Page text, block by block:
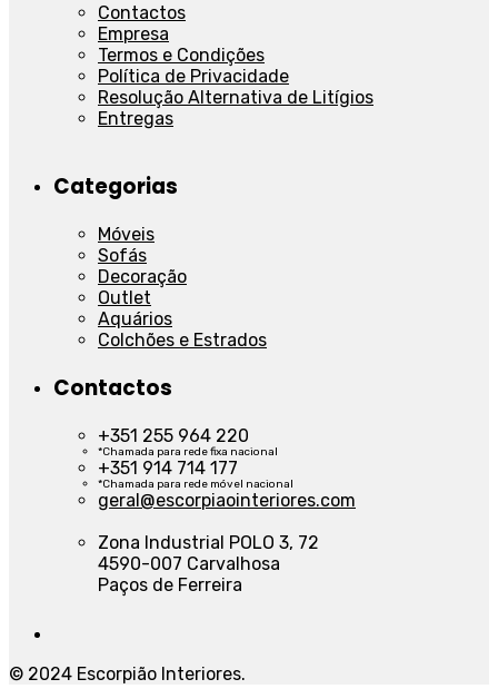
Contactos
Empresa
Termos e Condições
Política de Privacidade
Resolução Alternativa de Litígios
Entregas
Categorias
Móveis
Sofás
Decoração
Outlet
Aquários
Colchões e Estrados
Contactos
+351 255 964 220
*Chamada para rede fixa nacional
+351 914 714 177
*Chamada para rede móvel nacional
geral@escorpiaointeriores.com
Zona Industrial POLO 3, 72
4590-007 Carvalhosa
Paços de Ferreira
© 2024 Escorpião Interiores.